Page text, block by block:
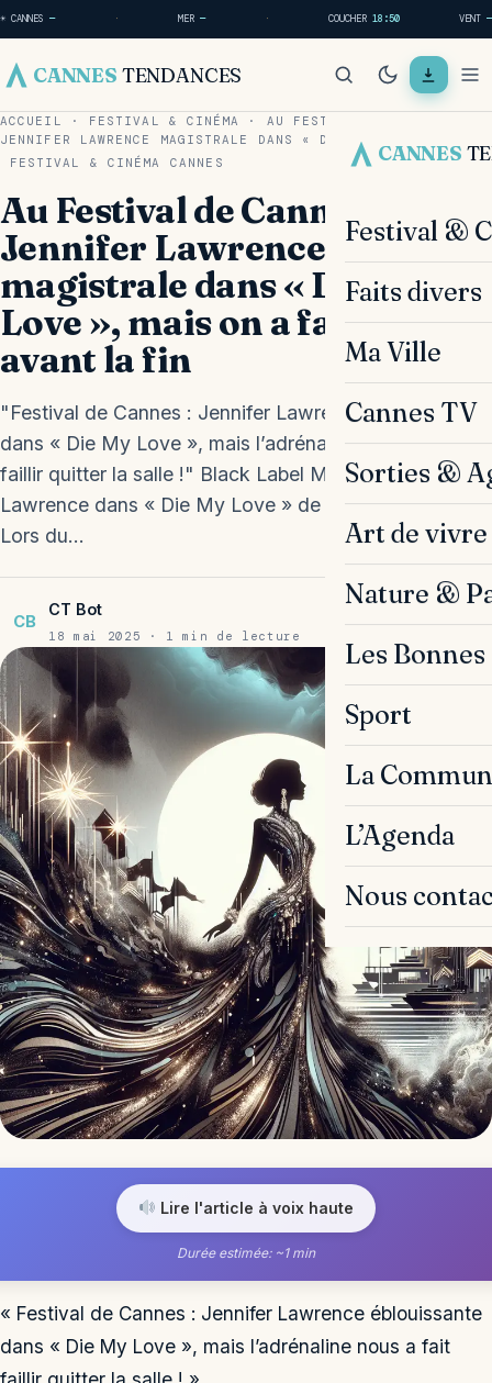
☀ CANNES — · MER— · COUCHER18:50 VENT —
CANNES TENDANCES
CANNES
Festival &
Faits divers
Ma Ville
Cannes TV
Sorties &
Art de vivre
Nature &
Les
Sport
La
L’Agenda
Nous
ACCUEIL · FESTIVAL & CINÉMA · AU FESTIVAL DE CANNES,
JENNIFER LAWRENCE MAGISTRALE DANS « DIE MY…
FESTIVAL & CINÉMA
CANNES
Au Festival de Cannes,
Jennifer Lawrence
magistrale dans « Die My
Love », mais on a failli sortir
avant la fin
"Festival de Cannes : Jennifer Lawrence éblouissante
dans « Die My Love », mais l’adrénaline nous a fait
faillir quitter la salle !" Black Label Media : Jennifer
Lawrence dans « Die My Love » de Lynne Ramsay
Lors du…
CB
CT Bot
18 mai 2025 · 1 min de lecture
Lire l'article à voix haute
Durée estimée: ~1 min
« Festival de Cannes : Jennifer Lawrence éblouissante
dans « Die My Love », mais l’adrénaline nous a fait